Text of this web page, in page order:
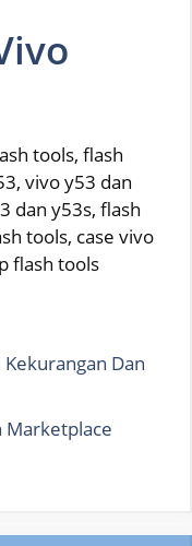
tools, flash
vivo y53 dan
dan y53s, flash
tools, case vivo
flash tools
Dan
Marketplace